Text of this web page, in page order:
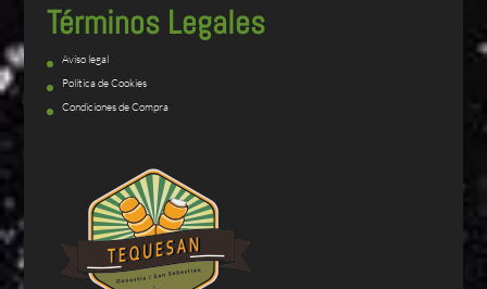
Términos Legales
Aviso legal
Política de Cookies
Condiciones de Compra